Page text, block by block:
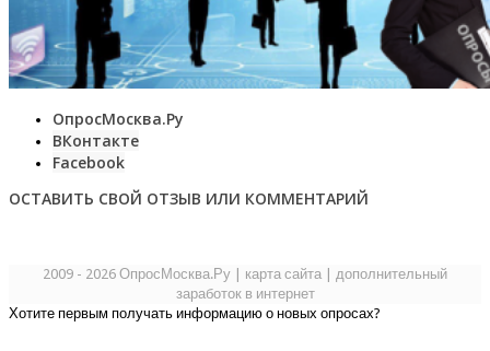
ОпросМосква.Ру
ВКонтакте
Facebook
ОСТАВИТЬ СВОЙ ОТЗЫВ ИЛИ КОММЕНТАРИЙ
2009 - 2026 ОпросМосква.Ру карта сайта
дополнительный
заработок в интернет
Хотите первым получать информацию о новых опросах?